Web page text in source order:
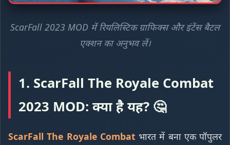
ScarFall 2023 MOD में रियलिस्टिक ग्राफिक्स और इंटेंस बैटल
एक्शन का अनुभव लें।
1. ScarFall The Royale Combat
2023 MOD: क्या है यह? 🤔
ScarFall The Royale Combat भारत में बना एक पॉपुलर